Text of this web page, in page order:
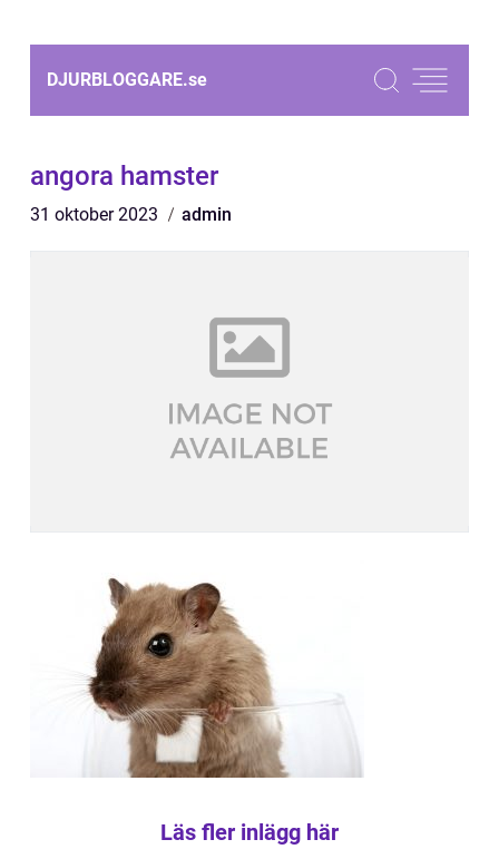
DJURBLOGGARE.se
angora hamster
31 oktober 2023 admin
Läs fler inlägg här